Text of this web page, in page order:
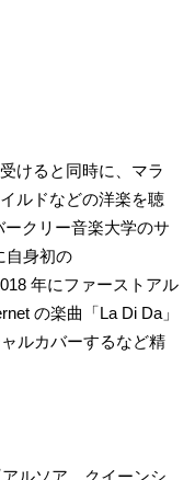
けると同時に、マラ
ルドなどの洋楽を聴
クリー音楽大学のサ
自身初の
年にファーストアル
の楽曲「La Di Da」
ルカバーするなど精
アルソア クイーンシ